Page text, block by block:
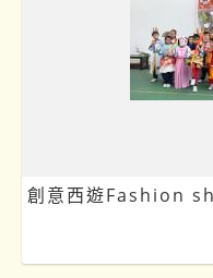
創意西遊Fashion